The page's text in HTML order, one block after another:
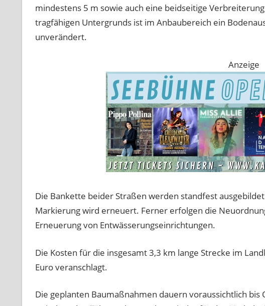
mindestens 5 m sowie auch eine beidseitige
tragfähigen Untergrunds ist im Anbaubereich ein
unverändert.
Anzeige
Die Bankette beider Straßen werden standfest
Markierung wird erneuert. Ferner erfolgen die
Erneuerung von Entwässerungseinrichtungen.
Die Kosten für die insgesamt 3,3 km lange Strecke im
Euro veranschlagt.
Die geplanten Baumaßnahmen dauern voraussichtlich